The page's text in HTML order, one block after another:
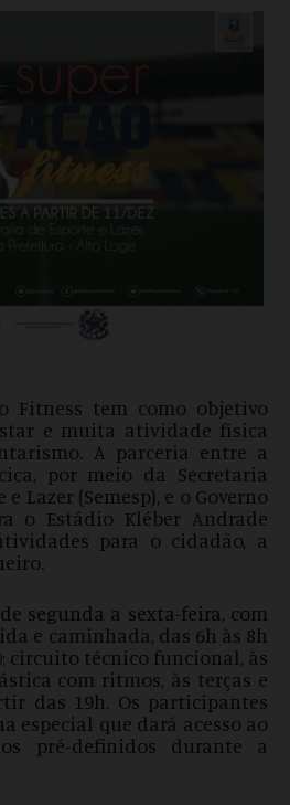
Fitness tem como objetivo
e muita atividade física
A parceria entre a
por meio da Secretaria
Lazer (Semesp), e o Governo
o Estádio Kléber Andrade
para o cidadão, a
segunda a sexta-feira, com
e caminhada, das 6h às 8h
circuito técnico funcional, às
com ritmos, às terças e
das 19h. Os participantes
especial que dará acesso ao
pré-definidos durante a